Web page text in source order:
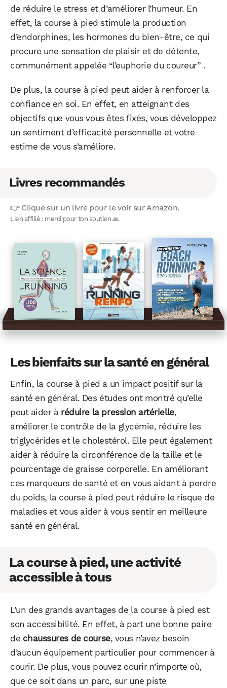
de réduire le stress et d’améliorer l’humeur. En
effet, la course à pied stimule la production
d’endorphines, les hormones du bien-être, ce qui
procure une sensation de plaisir et de détente,
communément appelée “l’euphorie du coureur” .
De plus, la course à pied peut aider à renforcer la
confiance en soi. En effet, en atteignant des
objectifs que vous vous êtes fixés, vous développez
un sentiment d’efficacité personnelle et votre
estime de vous s’améliore.
Livres recommandés
👉 Clique sur un livre pour le voir sur Amazon.
Lien affilié : merci pour ton soutien 🙏
Les bienfaits sur la santé en général
Enfin, la course à pied a un impact positif sur la
santé en général. Des études ont montré qu’elle
peut aider à réduire la pression artérielle,
améliorer le contrôle de la glycémie, réduire les
triglycérides et le cholestérol. Elle peut également
aider à réduire la circonférence de la taille et le
pourcentage de graisse corporelle. En améliorant
ces marqueurs de santé et en vous aidant à perdre
du poids, la course à pied peut réduire le risque de
maladies et vous aider à vous sentir en meilleure
santé en général.
La course à pied, une activité
accessible à tous
L’un des grands avantages de la course à pied est
son accessibilité. En effet, à part une bonne paire
de chaussures de course, vous n’avez besoin
d’aucun équipement particulier pour commencer à
courir. De plus, vous pouvez courir n’importe où,
que ce soit dans un parc, sur une piste